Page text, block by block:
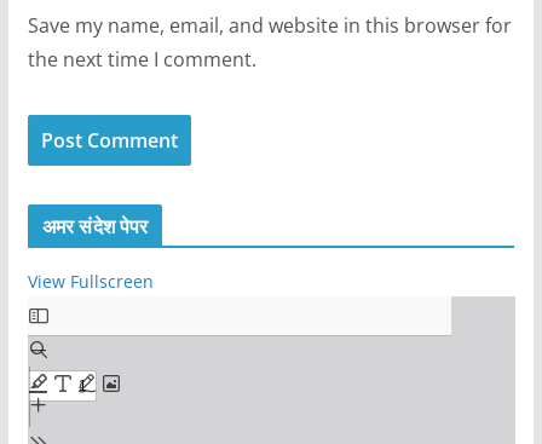
Save my name, email, and website in this browser for
the next time I comment.
अमर संदेश पेपर
View Fullscreen
S
k
i
p
t